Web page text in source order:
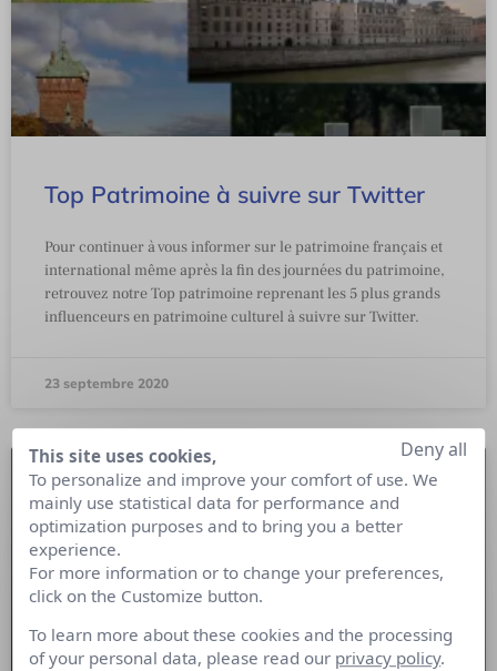
Top Patrimoine à suivre sur Twitter
Pour continuer à vous informer sur le patrimoine français et
international même après la fin des journées du patrimoine,
retrouvez notre Top patrimoine reprenant les 5 plus grands
influenceurs en patrimoine culturel à suivre sur Twitter.
23 septembre 2020
This site uses cookies,
To personalize and improve your comfort of use. We
mainly use statistical data for performance and
optimization purposes and to bring you a better
experience.
For more information or to change your preferences,
click on the Customize button.
To learn more about these cookies and the processing
of your personal data, please read our privacy policy.
Deny all